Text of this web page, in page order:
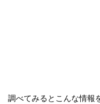
調べてみるとこんな情報